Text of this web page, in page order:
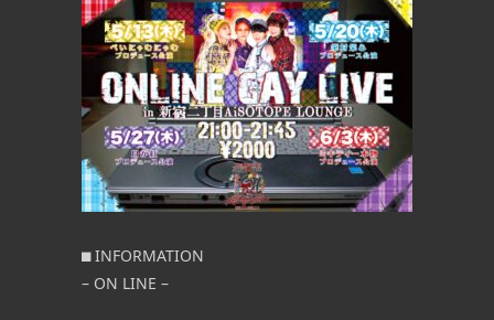
⬛︎ INFORMATION
– ON LINE –